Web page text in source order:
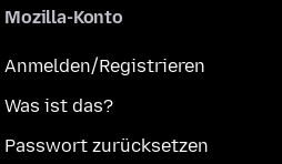
Mozilla-Konto
Anmelden/Registrieren
Was ist das?
Passwort zurücksetzen